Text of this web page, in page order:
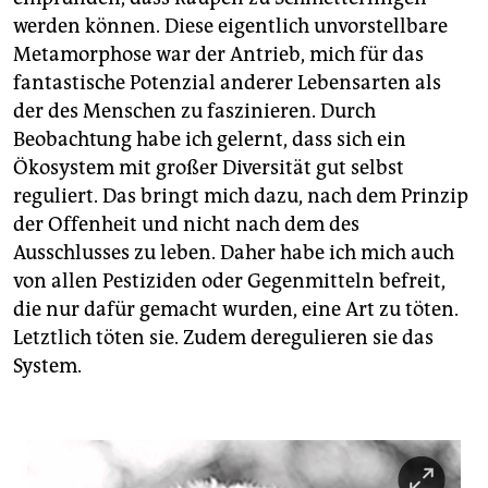
werden können. Diese eigentlich unvorstellbare
Metamorphose war der Antrieb, mich für das
fantastische Potenzial anderer Lebensarten als
der des Menschen zu faszinieren. Durch
Beobachtung habe ich gelernt, dass sich ein
Ökosystem mit großer Diversität gut selbst
reguliert. Das bringt mich dazu, nach dem Prinzip
der Offenheit und nicht nach dem des
Ausschlusses zu leben. Daher habe ich mich auch
von allen Pestiziden oder Gegenmitteln befreit,
die nur dafür gemacht wurden, eine Art zu töten.
Letztlich töten sie. Zudem deregulieren sie das
System.